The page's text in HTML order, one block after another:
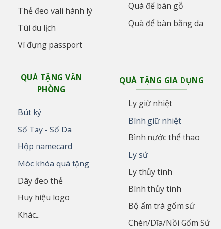
Thẻ đeo vali hành lý
Túi du lịch
Ví đựng passport
Quà để bàn gỗ
Quà để bàn bằng da
QUÀ TẶNG VĂN
PHÒNG
Bút ký
Sổ Tay - Sổ Da
Hộp namecard
Móc khóa quà tặng
Dây đeo thẻ
Huy hiệu logo
Khác...
QUÀ TẶNG GIA DỤNG
Ly giữ nhiệt
Bình giữ nhiệt
Bình nước thể thao
Ly sứ
Ly thủy tinh
Bình thủy tinh
Bộ ấm trà gốm sứ
Chén/Dĩa/Nồi Gốm Sứ